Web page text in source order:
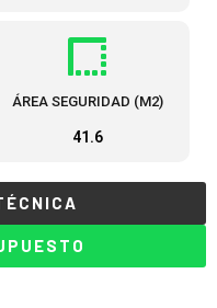
ÁREA SEGURIDAD (M2)
41.6